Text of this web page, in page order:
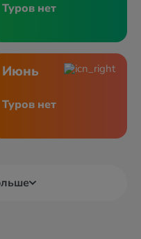
Туров нет
Июнь
Туров нет